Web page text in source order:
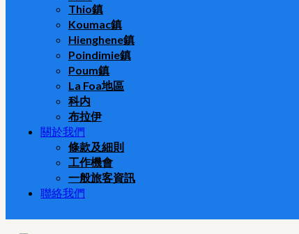
Thio鎮
Koumac鎮
Hienghene鎮
Poindimie鎮
Poum鎮
La Foa地區
科内
布拉伊
關於我們
條款及細則
工作機會
一般旅客資訊
聯絡我們